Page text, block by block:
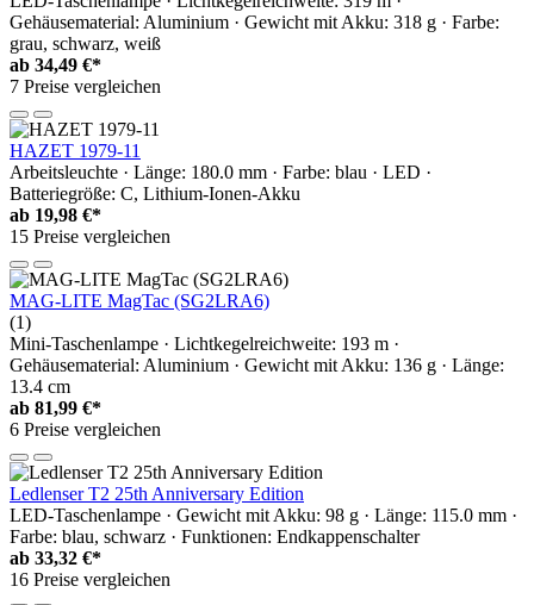
Gehäusematerial: Aluminium · Gewicht mit Akku: 318 g · Farbe:
grau, schwarz, weiß
ab 34,49 €*
7 Preise vergleichen
HAZET 1979-11
Arbeitsleuchte · Länge: 180.0 mm · Farbe: blau · LED ·
Batteriegröße: C, Lithium-Ionen-Akku
ab 19,98 €*
15 Preise vergleichen
MAG-LITE MagTac (SG2LRA6)
(1)
Mini-Taschenlampe · Lichtkegelreichweite: 193 m ·
Gehäusematerial: Aluminium · Gewicht mit Akku: 136 g · Länge:
13.4 cm
ab 81,99 €*
6 Preise vergleichen
Ledlenser T2 25th Anniversary Edition
LED-Taschenlampe · Gewicht mit Akku: 98 g · Länge: 115.0 mm ·
Farbe: blau, schwarz · Funktionen: Endkappenschalter
ab 33,32 €*
16 Preise vergleichen